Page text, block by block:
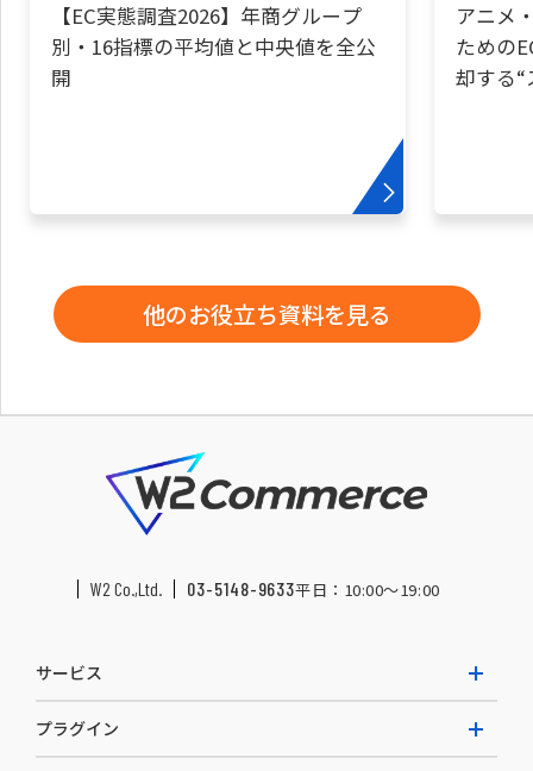
【EC実態調査2026】年商グループ
別・16指標の平均値と中央値を全公
開
アニメ
ための
却する
他のお役立ち資料を見る
W2 Co.,Ltd. 03-5148-9633平日：10:00〜19:00
サービス
プラグイン